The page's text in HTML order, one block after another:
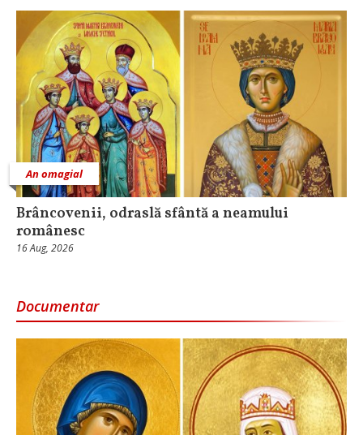
An omagial
Brâncovenii, odraslă sfântă a neamului
românesc
16 Aug, 2026
Documentar